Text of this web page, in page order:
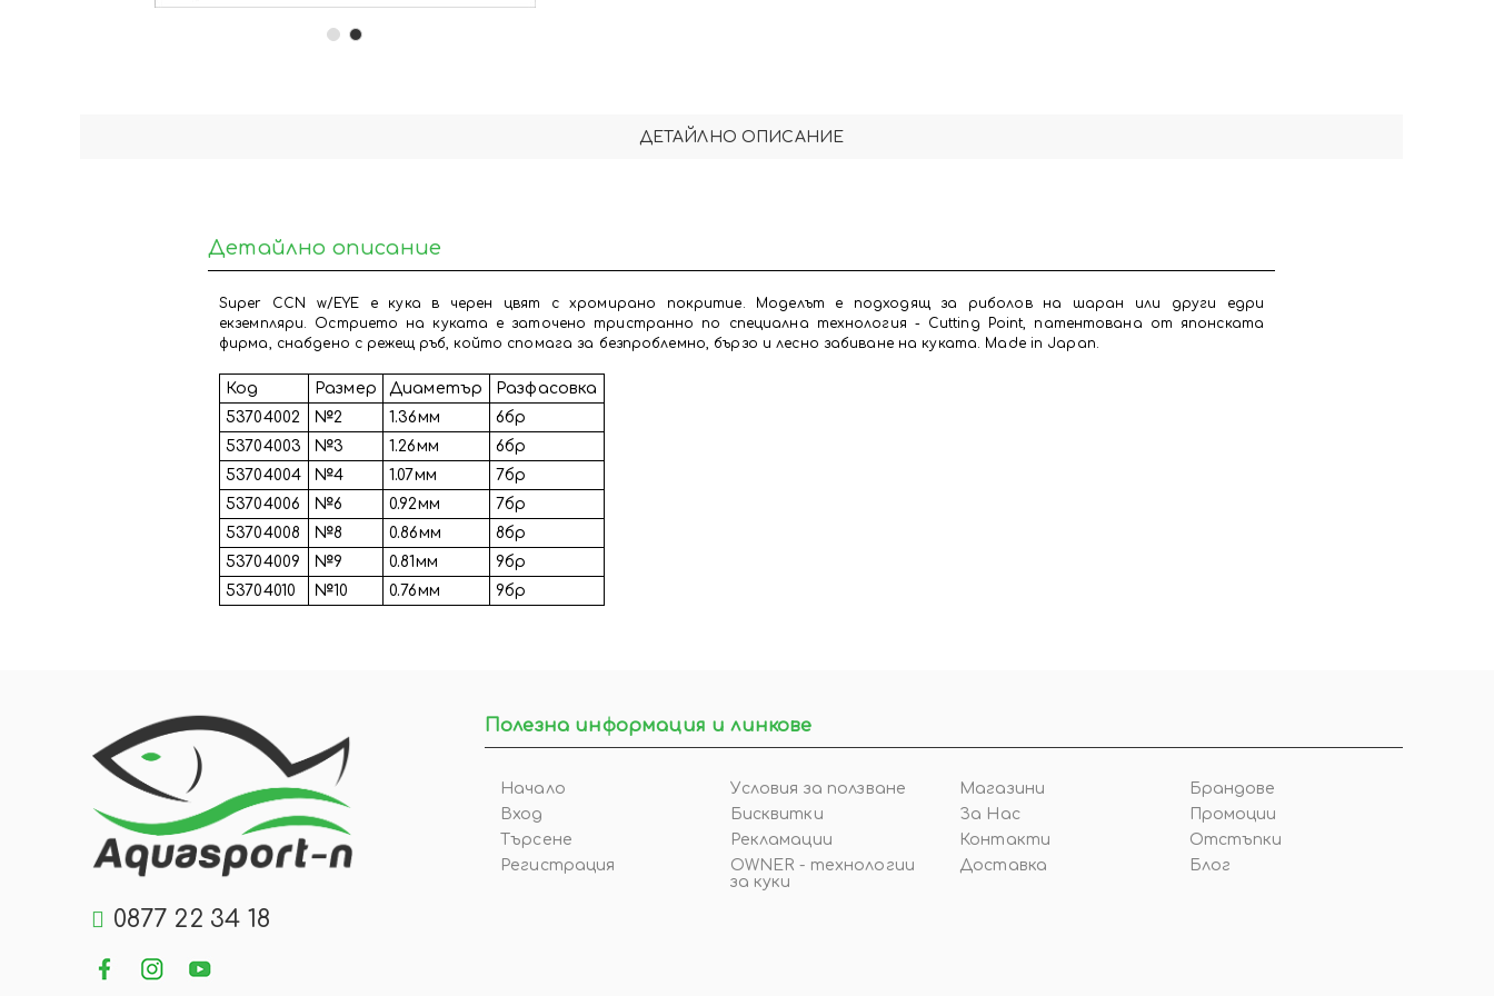
ДЕТАЙЛНО ОПИСАНИЕ
Детайлно описание
Super CCN w/EYE е кука в черен цвят с хромирано покритие. Моделът е подходящ за риболов на шаран или други едри
екземпляри. Острието на куката е заточено тристранно по специална технология - Cutting Point, патентована от японската
фирма, снабдено с режещ ръб, който спомага за безпроблемно, бързо и лесно забиване на куката. Made in Japan.
Код Размер Диаметър
Разфасовка
53704002
№2 1.36мм
6бр
53704003
№3 1.26мм
6бр
53704004
№4 1.07мм
7бр
53704006
№6 0.92мм
7бр
53704008
№8 0.86мм
8бр
53704009
№9 0.81мм
9бр
53704010
№10 0.76мм 9бр
0877 22 34 18
Полезна информация и линкове
Начало
Вход
Търсене
Регистрация
Условия за ползване
Бисквитки
Рекламации
OWNER - технологии
за куки
Магазини
За Нас
Контакти
Доставка
Брандове
Промоции
Отстъпки
Блог